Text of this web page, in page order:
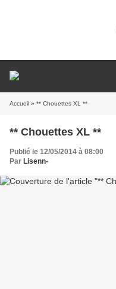
Accueil » ** Chouettes XL **
** Chouettes XL **
Publié le 12/05/2014 à 08:00
Par Lisenn-